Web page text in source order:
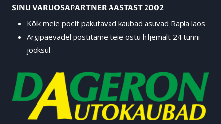
SINU VARUOSAPARTNER AASTAST 2002
Kõik meie poolt pakutavad kaubad asuvad Rapla laos
Argipäevadel postitame teie ostu hiljemalt 24 tunni
jooksul